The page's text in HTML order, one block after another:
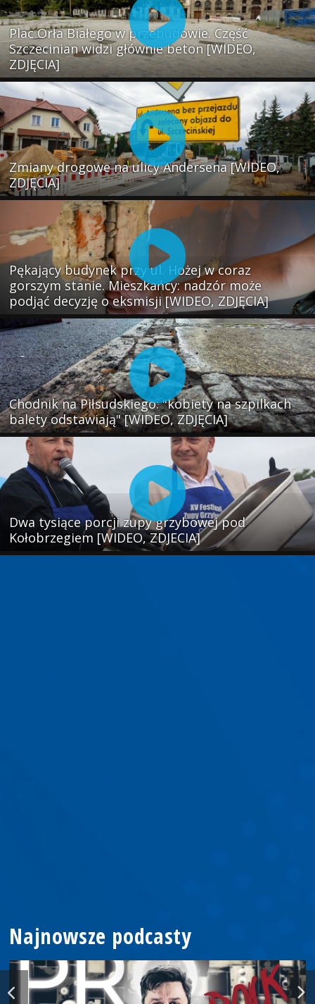
Plac Orła Białego w przebudowie. Część
Szczecinian widzi głównie beton [WIDEO,
ZDJĘCIA]
Zmiany drogowe na ulicy Andersena [WIDEO,
ZDJĘCIA]
Pękający budynek przy ul. Hożej w coraz
gorszym stanie. Mieszkańcy: nadzór może
podjąć decyzję o eksmisji [WIDEO, ZDJĘCIA]
Chodnik na Piłsudskiego: "kobiety na szpilkach
balety odstawiają" [WIDEO, ZDJĘCIA]
Dwa tysiące porcji zupy grzybowej pod
Kołobrzegiem [WIDEO, ZDJECIA]
Najnowsze podcasty